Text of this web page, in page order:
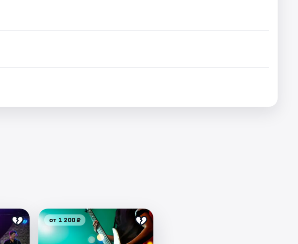
от 1 200 ₽